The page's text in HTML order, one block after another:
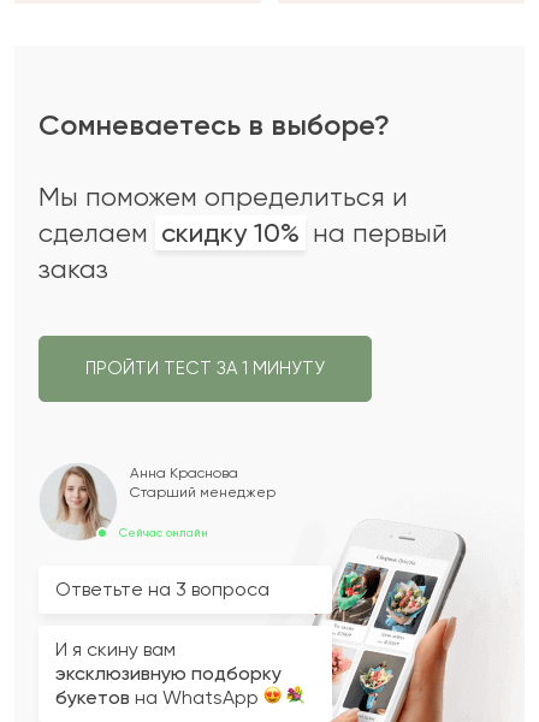
Сомневаетесь в выборе?
Мы поможем определиться и
сделаем скидку 10% на первый
заказ
ПРОЙТИ ТЕСТ ЗА 1 МИНУТУ
Сейчас онлайн
Анна Краснова
Старший менеджер
Ответьте на 3 вопроса
И я скину вам
эксклюзивную подборку
букетов на WhatsApp